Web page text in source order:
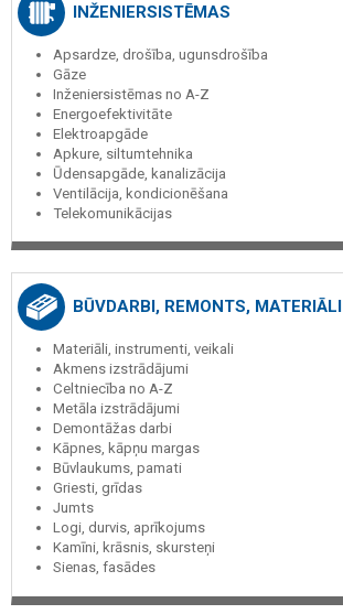
INŽENIERSISTĒMAS
Apsardze, drošība, ugunsdrošība
Gāze
Inženiersistēmas no A-Z
Energoefektivitāte
Elektroapgāde
Apkure, siltumtehnika
Ūdensapgāde, kanalizācija
Ventilācija, kondicionēšana
Telekomunikācijas
BŪVDARBI, REMONTS, MATERIĀLI
Materiāli, instrumenti, veikali
Akmens izstrādājumi
Celtniecība no A-Z
Metāla izstrādājumi
Demontāžas darbi
Kāpnes, kāpņu margas
Būvlaukums, pamati
Griesti, grīdas
Jumts
Logi, durvis, aprīkojums
Kamīni, krāsnis, skursteņi
Sienas, fasādes